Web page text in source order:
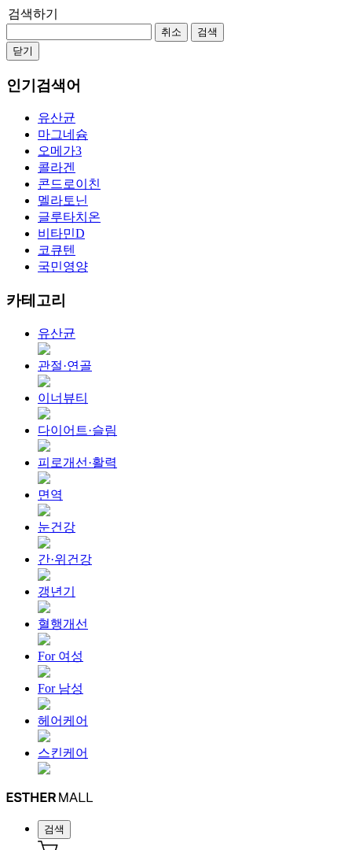
검색하기
취소
검색
닫기
인기검색어
유산균
마그네슘
오메가3
콜라겐
콘드로이친
멜라토닌
글루타치온
비타민D
코큐텐
국민영양
카테고리
유산균
관절·연골
이너뷰티
다이어트·슬림
피로개선·활력
면역
눈건강
간·위건강
갱년기
혈행개선
For 여성
For 남성
헤어케어
스킨케어
검색